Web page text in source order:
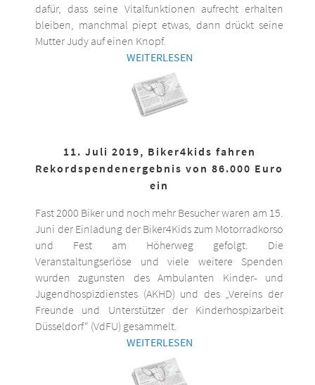
dafür, dass seine Vitalfunktionen aufrecht erhalten
bleiben, manchmal piept etwas, dann drückt seine
Mutter Judy auf einen Knopf.
WEITERLESEN
11. Juli 2019, Biker4kids fahren
Rekordspendenergebnis von 86.000 Euro
ein
Fast 2000 Biker und noch mehr Besucher waren am 15.
Juni der Einladung der Biker4Kids zum Motorradkorso
und Fest am Höherweg gefolgt. Die
Veranstaltungserlöse und viele weitere Spenden
wurden zugunsten des Ambulanten Kinder- und
Jugendhospizdienstes (AKHD) und des „Vereins der
Freunde und Unterstützer der Kinderhospizarbeit
Düsseldorf“ (VdFU) gesammelt.
WEITERLESEN